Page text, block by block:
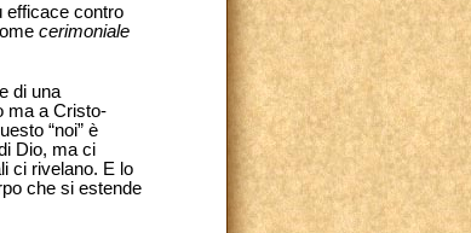
efficace contro
cerimoniale
di una
ma a Cristo-
“noi” è
Dio, ma ci
ci rivelano. E lo
che si estende